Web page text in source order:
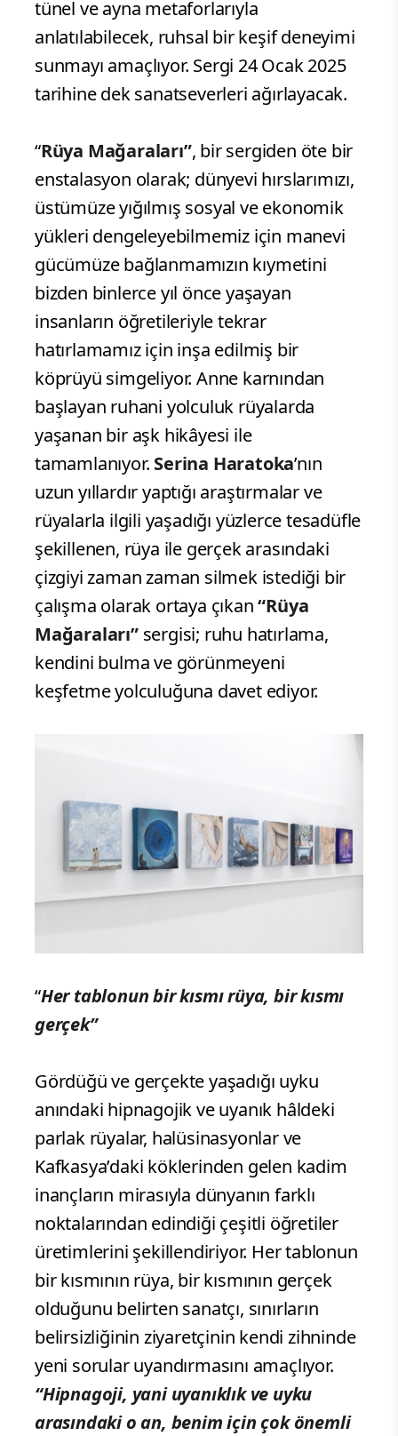
tünel ve ayna metaforlarıyla
anlatılabilecek, ruhsal bir keşif deneyimi
sunmayı amaçlıyor. Sergi 24 Ocak 2025
tarihine dek sanatseverleri ağırlayacak.
“Rüya Mağaraları”, bir sergiden öte bir
enstalasyon olarak; dünyevi hırslarımızı,
üstümüze yığılmış sosyal ve ekonomik
yükleri dengeleyebilmemiz için manevi
gücümüze bağlanmamızın kıymetini
bizden binlerce yıl önce yaşayan
insanların öğretileriyle tekrar
hatırlamamız için inşa edilmiş bir
köprüyü simgeliyor. Anne karnından
başlayan ruhani yolculuk rüyalarda
yaşanan bir aşk hikâyesi ile
tamamlanıyor. Serina Haratoka’nın
uzun yıllardır yaptığı araştırmalar ve
rüyalarla ilgili yaşadığı yüzlerce tesadüfle
şekillenen, rüya ile gerçek arasındaki
çizgiyi zaman zaman silmek istediği bir
çalışma olarak ortaya çıkan“Rüya
Mağaraları”sergisi; ruhu hatırlama,
kendini bulma ve görünmeyeni
keşfetme yolculuğuna davet ediyor.
“Her tablonun bir kısmı rüya, bir kısmı
gerçek”
Gördüğü ve gerçekte yaşadığı uyku
anındaki hipnagojik ve uyanık hâldeki
parlak rüyalar, halüsinasyonlar ve
Kafkasya’daki köklerinden gelen kadim
inançların mirasıyla dünyanın farklı
noktalarından edindiği çeşitli öğretiler
üretimlerini şekillendiriyor. Her tablonun
bir kısmının rüya, bir kısmının gerçek
olduğunu belirten sanatçı, sınırların
belirsizliğinin ziyaretçinin kendi zihninde
yeni sorular uyandırmasını amaçlıyor.
“Hipnagoji, yani uyanıklık ve uyku
arasındaki o an, benim için çok önemli